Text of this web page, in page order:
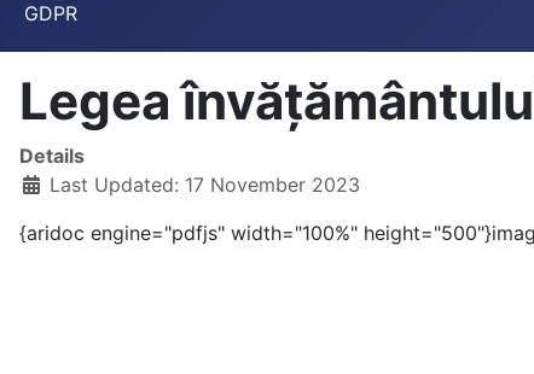
GDPR
Legea
Details
Last Updated: 17 November 2023
{aridoc engine="pdfjs" width="100%"